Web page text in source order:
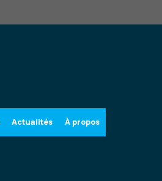
Actualités À propos